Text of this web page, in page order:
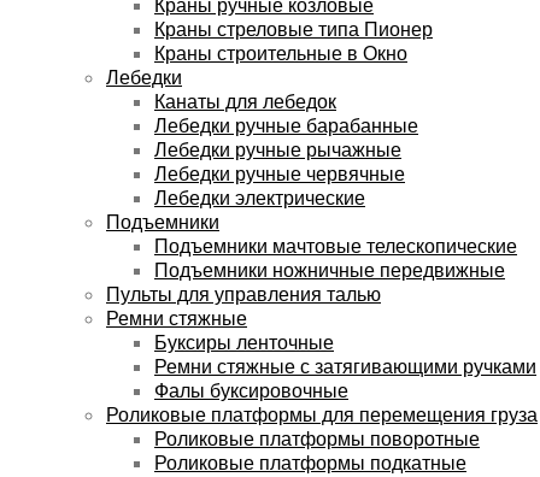
Краны стреловые типа Пионер
Краны строительные в Окно
Лебедки
Канаты для лебедок
Лебедки ручные барабанные
Лебедки ручные рычажные
Лебедки ручные червячные
Лебедки электрические
Подъемники
Подъемники мачтовые телескопические
Подъемники ножничные передвижные
Пульты для управления талью
Ремни стяжные
Буксиры ленточные
Ремни стяжные с затягивающими ручками
Фалы буксировочные
Роликовые платформы для перемещения груза
Роликовые платформы поворотные
Роликовые платформы подкатные